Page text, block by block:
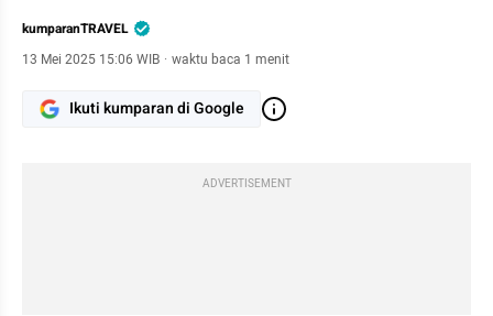
kumparanTRAVEL
13 Mei 2025 15:06 WIB · waktu baca 1 menit
Ikuti kumparan di Google
ADVERTISEMENT